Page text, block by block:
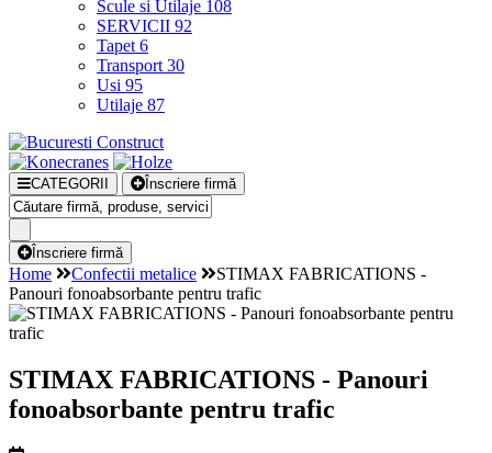
Scule si Utilaje 108
SERVICII 92
Tapet 6
Transport 30
Usi 95
Utilaje 87
CATEGORII Înscriere firmă
Înscriere firmă
Home Confectii metalice
STIMAX FABRICATIONS -
Panouri fonoabsorbante pentru trafic
STIMAX FABRICATIONS - Panouri
fonoabsorbante pentru trafic